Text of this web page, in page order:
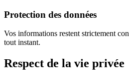
Protection des données
Vos informations restent strictement
tout instant.
Respect de la vie privée